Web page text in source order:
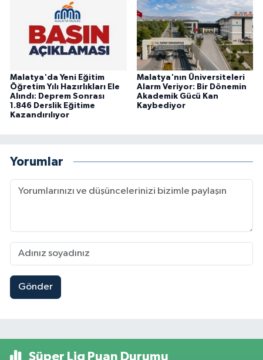
Malatya'da Yeni Eğitim
Öğretim Yılı Hazırlıkları Ele
Alındı: Deprem Sonrası
1.846 Derslik Eğitime
Kazandırılıyor
Malatya'nın Üniversiteleri
Alarm Veriyor: Bir Dönemin
Akademik Gücü Kan
Kaybediyor
Yorumlar
Gönder
Süper Lig Puan Durumu